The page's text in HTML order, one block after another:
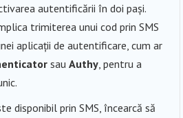
autentificării în doi pași.
trimiterea unui cod prin SMS
aplicații de autentificare, cum ar
sauAuthy , pentru a
disponibil prin SMS, încearcă să